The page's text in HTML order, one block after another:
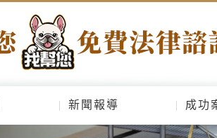
新聞報導 成功